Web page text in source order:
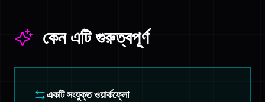
কেন এটি গুরুত্বপূর্ণ
একটি সংযুক্ত ওয়ার্কফ্লো